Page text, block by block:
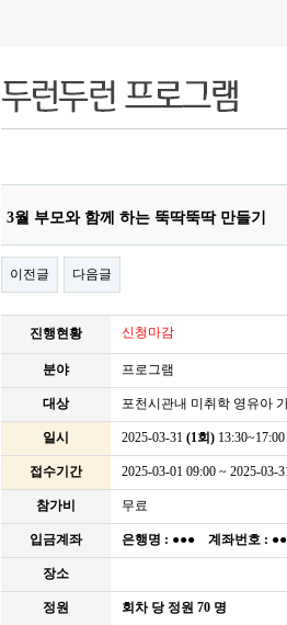
3월 부모와 함께 하는 뚝딱뚝딱 만들기
이전글 다음글
진행현황 신청마감
분야 프로그램
대상 포천시관내 미취학 영유아
일시 2025-03-31 (1회) 13:30~17:00
접수기간 2025-03-01 09:00 ~ 2025-03-
참가비 무료
입금계좌 은행명 : ●●● 계좌번호 :
장소
정원 회차 당 정원 70 명